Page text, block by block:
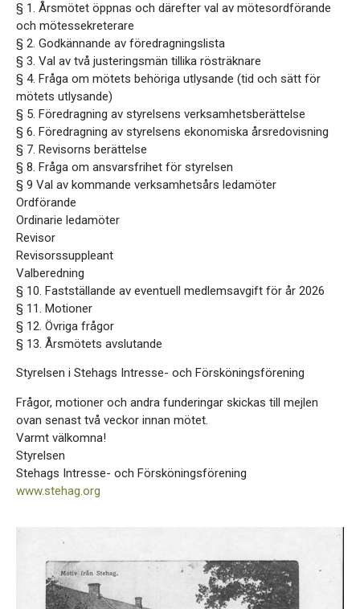
§ 1. Årsmötet öppnas och därefter val av mötesordförande
och mötessekreterare
§ 2. Godkännande av föredragningslista
§ 3. Val av två justeringsmän tillika rösträknare
§ 4. Fråga om mötets behöriga utlysande (tid och sätt för
mötets utlysande)
§ 5. Föredragning av styrelsens verksamhetsberättelse
§ 6. Föredragning av styrelsens ekonomiska årsredovisning
§ 7. Revisorns berättelse
§ 8. Fråga om ansvarsfrihet för styrelsen
§ 9 Val av kommande verksamhetsårs ledamöter
Ordförande
Ordinarie ledamöter
Revisor
Revisorssuppleant
Valberedning
§ 10. Fastställande av eventuell medlemsavgift för år 2026
§ 11. Motioner
§ 12. Övriga frågor
§ 13. Årsmötets avslutande
Styrelsen i Stehags Intresse- och Försköningsförening
Frågor, motioner och andra funderingar skickas till mejlen
ovan senast två veckor innan mötet.
Varmt välkomna!
Styrelsen
Stehags Intresse- och Försköningsförening
www.stehag.org